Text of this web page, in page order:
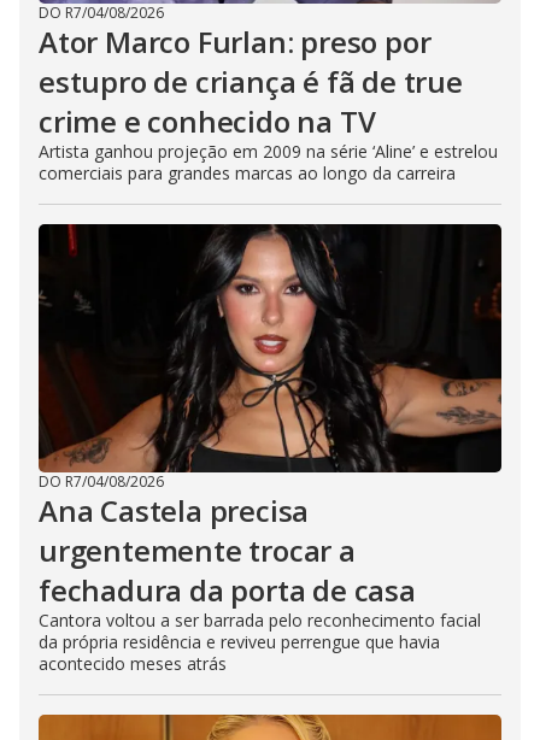
DO R7/04/08/2026
Ator Marco Furlan: preso por
estupro de criança é fã de true
crime e conhecido na TV
Artista ganhou projeção em 2009 na série ‘Aline’ e estrelou
comerciais para grandes marcas ao longo da carreira
DO R7/04/08/2026
Ana Castela precisa
urgentemente trocar a
fechadura da porta de casa
Cantora voltou a ser barrada pelo reconhecimento facial
da própria residência e reviveu perrengue que havia
acontecido meses atrás